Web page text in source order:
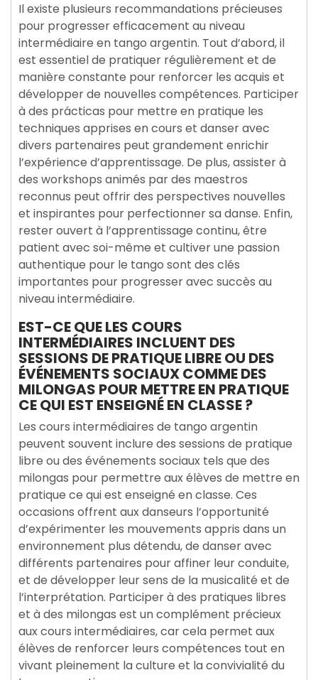
Il existe plusieurs recommandations précieuses
pour progresser efficacement au niveau
intermédiaire en tango argentin. Tout d’abord, il
est essentiel de pratiquer régulièrement et de
manière constante pour renforcer les acquis et
développer de nouvelles compétences. Participer
à des prácticas pour mettre en pratique les
techniques apprises en cours et danser avec
divers partenaires peut grandement enrichir
l’expérience d’apprentissage. De plus, assister à
des workshops animés par des maestros
reconnus peut offrir des perspectives nouvelles
et inspirantes pour perfectionner sa danse. Enfin,
rester ouvert à l’apprentissage continu, être
patient avec soi-même et cultiver une passion
authentique pour le tango sont des clés
importantes pour progresser avec succès au
niveau intermédiaire.
EST-CE QUE LES COURS
INTERMÉDIAIRES INCLUENT DES
SESSIONS DE PRATIQUE LIBRE OU DES
ÉVÉNEMENTS SOCIAUX COMME DES
MILONGAS POUR METTRE EN PRATIQUE
CE QUI EST ENSEIGNÉ EN CLASSE ?
Les cours intermédiaires de tango argentin
peuvent souvent inclure des sessions de pratique
libre ou des événements sociaux tels que des
milongas pour permettre aux élèves de mettre en
pratique ce qui est enseigné en classe. Ces
occasions offrent aux danseurs l’opportunité
d’expérimenter les mouvements appris dans un
environnement plus détendu, de danser avec
différents partenaires pour affiner leur conduite,
et de développer leur sens de la musicalité et de
l’interprétation. Participer à des pratiques libres
et à des milongas est un complément précieux
aux cours intermédiaires, car cela permet aux
élèves de renforcer leurs compétences tout en
vivant pleinement la culture et la convivialité du